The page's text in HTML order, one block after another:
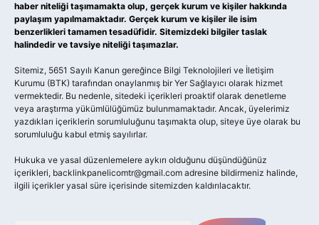
haber niteliği taşımamakta olup, gerçek kurum ve kişiler hakkında
paylaşım yapılmamaktadır. Gerçek kurum ve kişiler ile isim
benzerlikleri tamamen tesadüfidir. Sitemizdeki bilgiler taslak
halindedir ve tavsiye niteliği taşımazlar.
Sitemiz, 5651 Sayılı Kanun gereğince Bilgi Teknolojileri ve İletişim
Kurumu (BTK) tarafından onaylanmış bir Yer Sağlayıcı olarak hizmet
vermektedir. Bu nedenle, sitedeki içerikleri proaktif olarak denetleme
veya araştırma yükümlülüğümüz bulunmamaktadır. Ancak, üyelerimiz
yazdıkları içeriklerin sorumluluğunu taşımakta olup, siteye üye olarak bu
sorumluluğu kabul etmiş sayılırlar.
Hukuka ve yasal düzenlemelere aykırı olduğunu düşündüğünüz
içerikleri, backlinkpanelicomtr@gmail.com adresine bildirmeniz halinde,
ilgili içerikler yasal süre içerisinde sitemizden kaldırılacaktır.